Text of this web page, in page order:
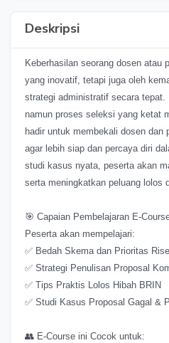
Deskripsi
Keberhasilan seorang dosen atau
yang inovatif, tetapi juga oleh
strategi administratif secara tepat.
namun proses seleksi yang ketat
hadir untuk membekali dosen
agar lebih siap dan percaya diri
studi kasus nyata, peserta akan
serta meningkatkan peluang lolos
🎯 Capaian Pembelajaran E-
Peserta akan mempelajari:
✅ Bedah Skema dan Prioritas
✅ Strategi Penulisan Proposal
✅ Tips Praktis Lolos Hibah BRIN
✅ Studi Kasus Proposal Gagal &
👥 E-Course ini Cocok untuk: